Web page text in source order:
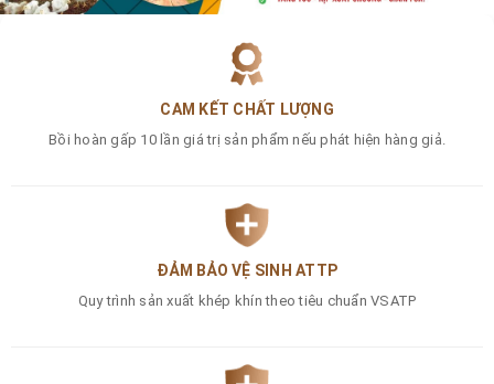
CAM KẾT CHẤT LƯỢNG
Bồi hoàn gấp 10 lần giá trị sản phẩm nếu phát hiện hàng giả.
ĐẢM BẢO VỆ SINH ATTP
Quy trình sản xuất khép khín theo tiêu chuẩn VSATP